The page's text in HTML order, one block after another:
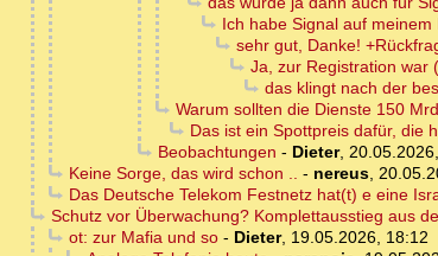
Ich habe Signal auf
sehr gut, Danke!
Ja, zur Registration war
das klingt nach der
Warum sollten die Dienste 150
Das ist ein Spottpreis dafür, die
Beobachtungen - Dieter,
Keine Sorge, das wird schon .. - nereus,
Das Deutsche Telekom Festnetz hat(t) e eine
Schutz vor Überwachung? Komplettausstieg aus
ot: zur Mafia und so- Dieter, 19.05.2026, 18:12